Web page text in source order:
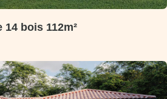
bois 112m²